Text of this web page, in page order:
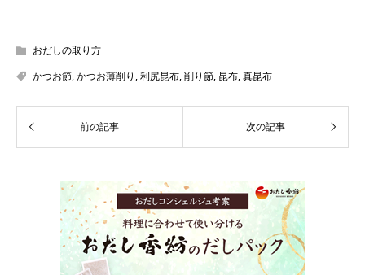
おだしの取り方
かつお節,かつお薄削り ,利尻昆布,削り節, 昆布,真昆布